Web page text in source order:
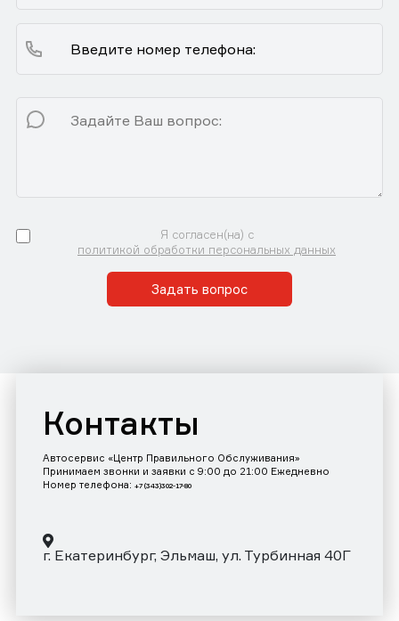
Я согласен(на) с
политикой обработки персональных данных
Задать вопрос
Контакты
Автосервис «Центр Правильного Обслуживания»
Принимаем звонки и заявки с 9:00 до 21:00 Ежедневно
Номер телефона: +7 (343)302-17-80
г. Екатеринбург, Эльмаш, ул. Турбинная 40Г